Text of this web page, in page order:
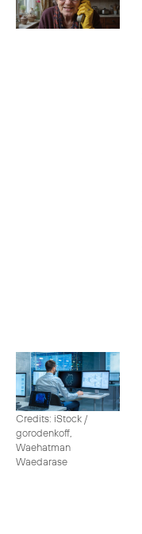
Credits: iStock /
gorodenkoff,
Waehatman
Waedarase